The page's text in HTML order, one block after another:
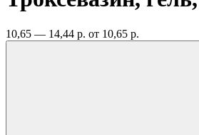
10,65 — 14,44 р. от 10,65 р.